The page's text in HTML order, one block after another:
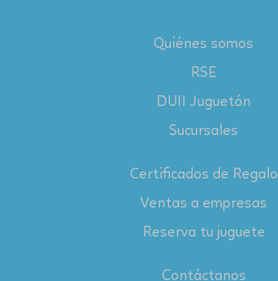
Quiénes somos
RSE
DUII Juguetón
Sucursales
Certificados de Regalo
Ventas a empresas
Reserva tu juguete
Contáctanos